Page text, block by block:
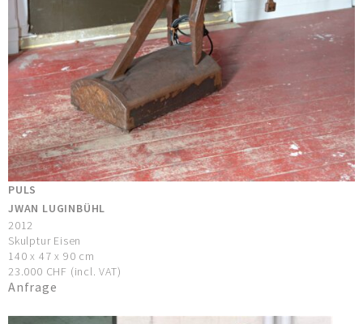
PULS
JWAN LUGINBÜHL
2012
Skulptur Eisen
140 x 47 x 90 cm
23.000 CHF (incl. VAT)
Anfrage